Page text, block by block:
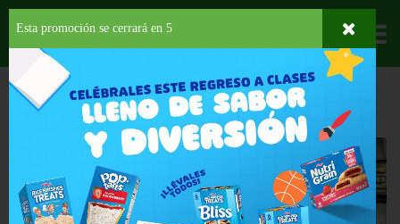
Departamentos
ORGÁNICO CARNES
Carnes
Back
Esta promoción se cerrará en 5